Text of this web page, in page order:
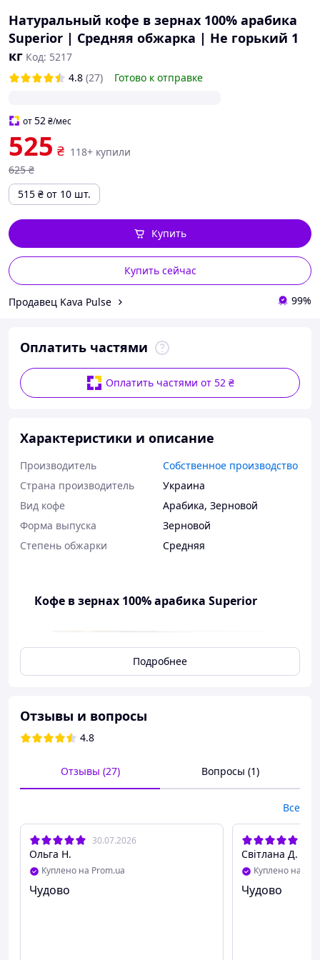
Натуральный кофе в зернах 100% арабика
Superior | Средняя обжарка | Не горький 1
кг Код: 5217
4.8 (27) Готово к отправке
от52₴/мес
525 ₴ 118+ купили
625 ₴
515 ₴ от 10 шт.
Купить сейчас
Купить
Продавец Kava Pulse 99%
Оплатить частями
Оплатить частями от 52 ₴
Характеристики и описание
Производитель
Собственное производство
Страна производитель
Украина
Вид кофе
Арабика, Зерновой
Форма выпуска
Зерновой
Степень обжарки
Средняя
Кофе в зернах 100% арабика Superior
Состав зерен 🌍: 100% арабика из Мексики,
Бурунди, Эфиопии — три региона, которые
Подробнее
Отзывы и вопросы
4.8
Отзывы (27) Вопросы (1)
Все
30.07.2026
Ольга Н.
Куплено на Prom.ua
Чудово
Світлана Д.
Куплено на
Чудово